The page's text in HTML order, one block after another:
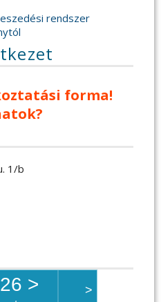
rendszer
forma!
1/b
> >